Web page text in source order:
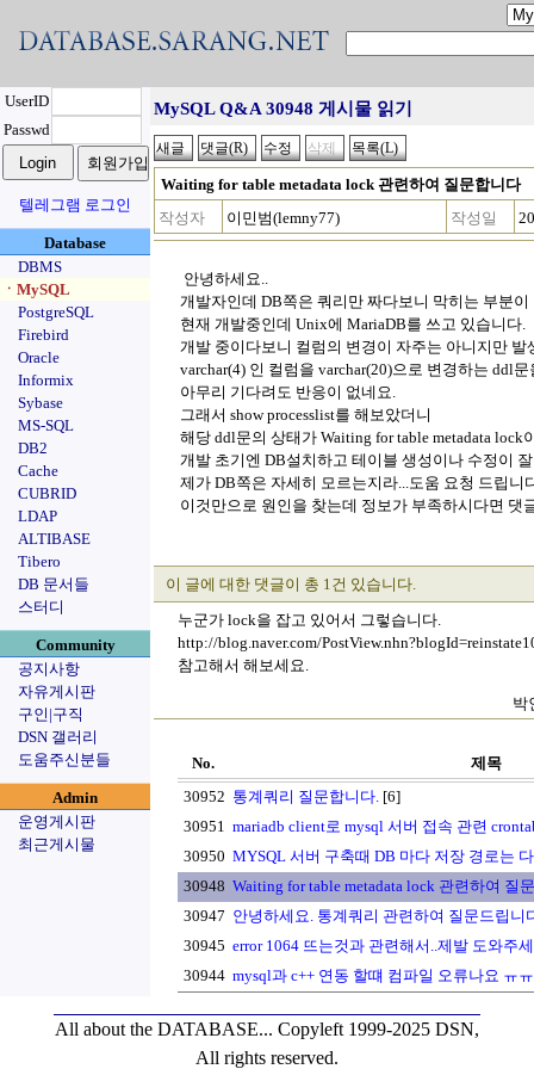
UserID
Passwd
텔레그램 로그인
Database
DBMS
ㆍMySQL
PostgreSQL
Firebird
Oracle
Informix
Sybase
MS-SQL
DB2
Cache
CUBRID
LDAP
ALTIBASE
Tibero
DB 문서들
스터디
Community
공지사항
자유게시판
구인|구직
DSN 갤러리
도움주신분들
Admin
운영게시판
최근게시물
MySQL Q&A 30948 게시물 읽기
Waiting for table metadata lock 관련하여 질문합니다
작성자
이민범(lemny77) 작성일
안녕하세요..
개발자인데 DB쪽은 쿼리만 짜다보니 막히는 부분
현재 개발중인데 Unix에 MariaDB를 쓰고 있습니다.
개발 중이다보니 컬럼의 변경이 자주는 아니지만 발
varchar(4) 인 컬럼을 varchar(20)으로 변경하는 ddl
아무리 기다려도 반응이 없네요.
그래서 show processlist를 해보았더니
해당 ddl문의 상태가 Waiting for table metadata
개발 초기엔 DB설치하고 테이블 생성이나 수정이
제가 DB쪽은 자세히 모르는지라...도움 요청 드립니
이것만으로 원인을 찾는데 정보가 부족하시다면 댓
이 글에 대한 댓글이 총 1건 있습니다.
누군가 lock을 잡고 있어서 그렇습니다.
http://blog.naver.com/
참고해서 해보세요.
박
No.
제목
30952 통계쿼리 질문합니다. [6]
30951 mariadb client로 mysql 서버 접속 관련
30950 MYSQL 서버 구축때 DB 마다 저장 경로는
30948 Waiting for table metadata lock 관련하여 질
30947 안녕하세요. 통계쿼리 관련하여 질문드립니
30945 error 1064 뜨는것과 관련해서..제발 도와주
30944 mysql과 c++ 연동 할떄 컴파일 오류나요 ㅠㅠ
All about the DATABASE... Copyleft 1999-2025 DSN,
All rights reserved.